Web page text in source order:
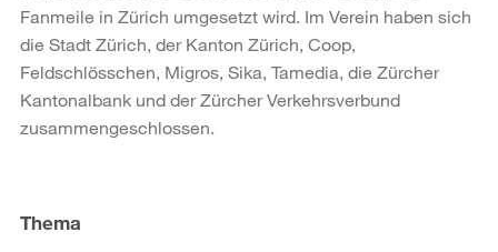
Fanmeile in Zürich umgesetzt wird. Im Verein haben sich
die Stadt Zürich, der Kanton Zürich, Coop,
Feldschlösschen, Migros, Sika, Tamedia, die Zürcher
Kantonalbank und der Zürcher Verkehrsverbund
zusammengeschlossen.
Informationen
Thema